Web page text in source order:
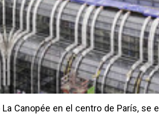
Canopée en el centro de París, se